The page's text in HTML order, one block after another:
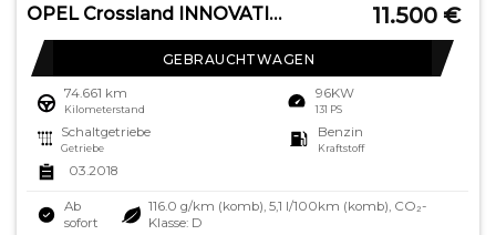
OPEL Crossland INNOVATION 1.2 Turbo Innovation Navi L 11.500 €
GEBRAUCHTWAGEN
74.661 km
Kilometerstand
96KW
131 PS
Schaltgetriebe
Getriebe
Benzin
Kraftstoff
03.2018
Ab
sofort
116.0 g/km (komb), 5,1 l/100km (komb), CO₂-
Klasse: D